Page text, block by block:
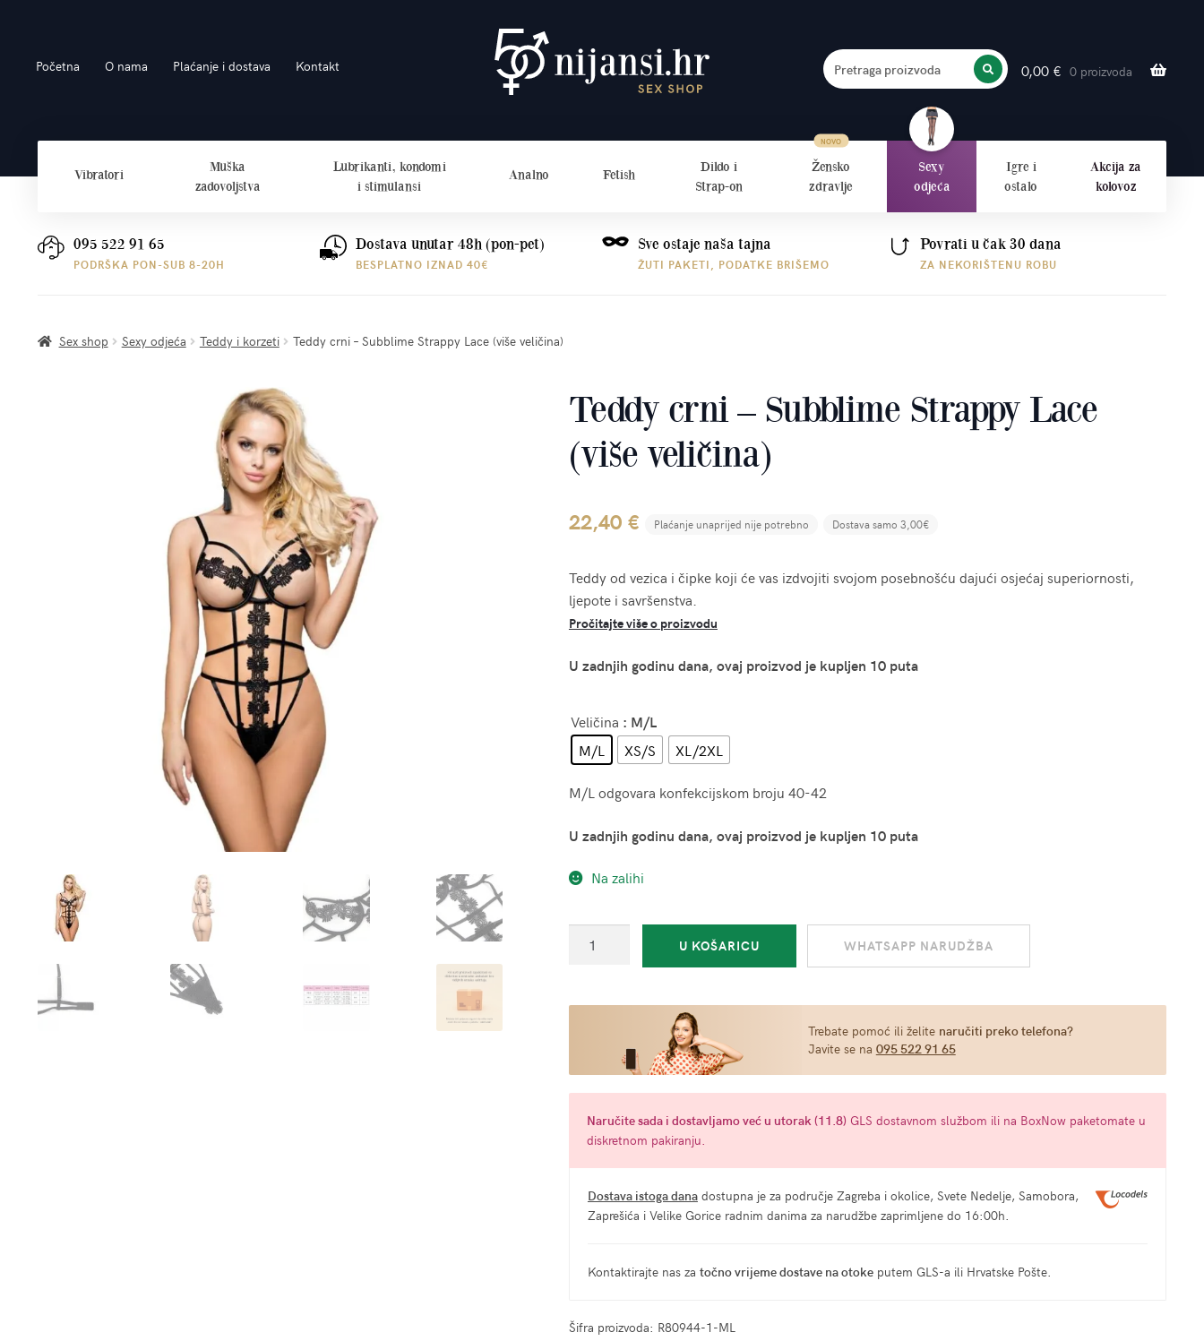
na
do
Početna O nama Plaćanje i dostava Kontakt 0,00 € 0 proizvoda
Pretraga proizvoda
PRETRAŽITE
Vibratori
Muška
zadovoljstva
Lubrikanti, kondomi
i stimulansi
Analno Fetish
Dildo i
Strap-on
Žensko
zdravlje
Sexy
odjeća
Igre i
ostalo
Akcija za
kolovoz
095 522 91 65
PODRŠKA PON-SUB 8-20H
Dostava unutar 48h (pon-pet)
BESPLATNO IZNAD 40€
Sve ostaje naša tajna
ŽUTI PAKETI, PODATKE BRIŠEMO
Povrati u čak 30 dana
ZA NEKORIŠTENU ROBU
Sex shop Sexy odjeća Teddy i korzeti Teddy crni – Subblime Strappy Lace (više veličina)
Teddy crni – Subblime Strappy Lace
(više veličina)
22,40 € Plaćanje unaprijed nije potrebno Dostava samo 3,00€
Teddy od vezica i čipke koji će vas izdvojiti svojom posebnošću dajući osjećaj superiornosti,
ljepote i savršenstva.
Pročitajte više o proizvodu
U zadnjih godinu dana, ovaj proizvod je kupljen 10 puta
Veličina : M/L
M/L
XS/S XL/2XL
M/L odgovara konfekcijskom broju 40-42
U zadnjih godinu dana, ovaj proizvod je kupljen 10 puta
Na zalihi
Subblime
veličina)
količina
U KOŠARICU WHATSAPP NARUDŽBA
Trebate pomoć ili želite naručiti preko telefona?
Javite se na 095 522 91 65
Naručitesadai dostavljamo već u utorak (11.8) GLS dostavnom službom ili na BoxNow paketomate u
diskretnom pakiranju.
Dostava istoga danadostupna je za područje Zagreba i okolice, Svete Nedelje, Samobora,
Zaprešića i Velike Gorice radnim danima za narudžbe zaprimljene do 16:00h.
Kontaktirajte nas za točno vrijeme dostave na otokeputem GLS-a ili Hrvatske Pošte.
Šifra proizvoda: R80944-1-ML